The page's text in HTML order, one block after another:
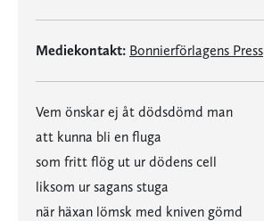
Mediekontakt: Bonnierförlagens Press
Vem önskar ej åt dödsdömd man
att kunna bli en fluga
som fritt flög ut ur dödens cell
liksom ur sagans stuga
när häxan lömsk med kniven gömd